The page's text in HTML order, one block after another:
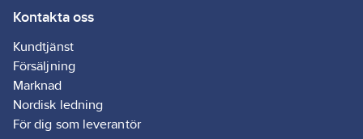
Kontakta oss
Kundtjänst
Försäljning
Marknad
Nordisk ledning
För dig som leverantör